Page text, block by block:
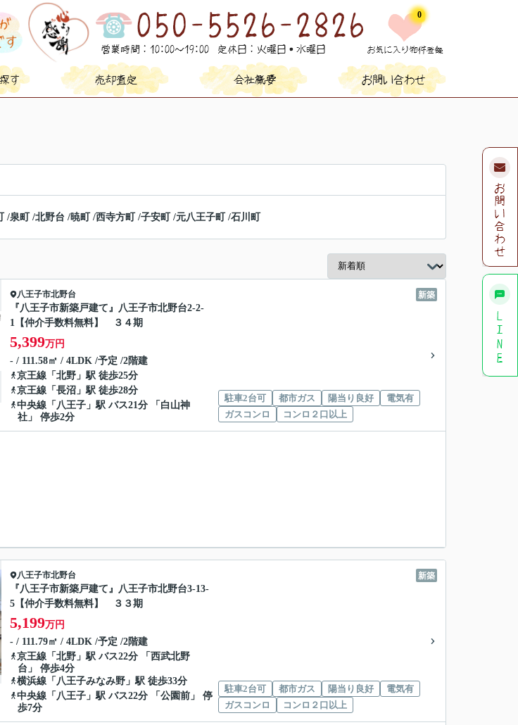
0
/泉町 /北野台 /暁町 /西寺方町 /子安町 /元八王子町 /石川町
新築
八王子市北野台
『八王子市新築戸建て』八王子市北野台2-2-
1【仲介手数料無料】 ３４期
5,399万円
- / 111.58㎡ / 4LDK /予定 /2階建
京王線 「 北野 」駅 徒歩25分
京王線 「 長沼 」駅 徒歩28分
中央線 「 八王子 」駅 バス21分 「白山神
社」 停歩2分
駐車2台可 都市ガス 陽当り良好
電気有
ガスコンロ
コンロ２口以上
新築
八王子市北野台
『八王子市新築戸建て』八王子市北野台3-13-
5【仲介手数料無料】 ３３期
5,199万円
- / 111.79㎡ / 4LDK /予定 /2階建
京王線 「 北野 」駅 バス22分 「西武北野
台」 停歩4分
横浜線 「 八王子みなみ野 」駅 徒歩33分
中央線 「 八王子 」駅 バス22分 「公園前」 停
歩7分
駐車2台可 都市ガス 陽当り良好
電気有
ガスコンロ
コンロ２口以上